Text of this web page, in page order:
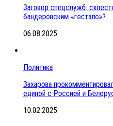
Заговор спецслужб:
бандеровским «гестапо»?
06.08.2025
Политика
Захарова
единой с Россией и
10.02.2025